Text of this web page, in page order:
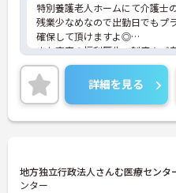
特別養護老人ホームにて介護士
残業少なめなので出勤日でもプ
確保して頂けますよ◎
また充実の福利厚生・制度★ご
ジに合わせて安心して勤務でき
す！
ご興味ある方には、面接対策ポ
詳細をお話しいたしますのでお
い。
詳細を見る
地方独立行政法人さんむ医療センタ
ンター